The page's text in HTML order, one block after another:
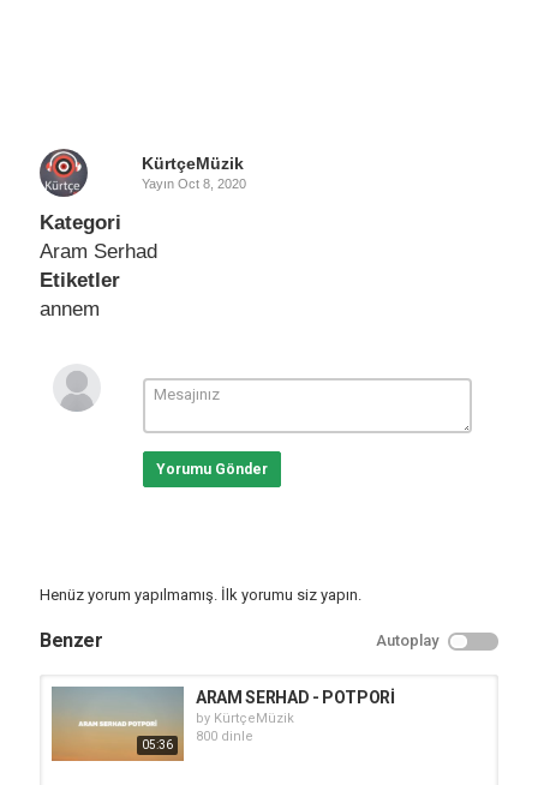
KürtçeMüzik
Yayın Oct 8, 2020
Kategori
Aram Serhad
Etiketler
annem
Yorumu Gönder
Henüz yorum yapılmamış. İlk yorumu siz yapın.
Benzer Autoplay
05:36
ARAM SERHAD - POTPORİ
by KürtçeMüzik
800 dinle